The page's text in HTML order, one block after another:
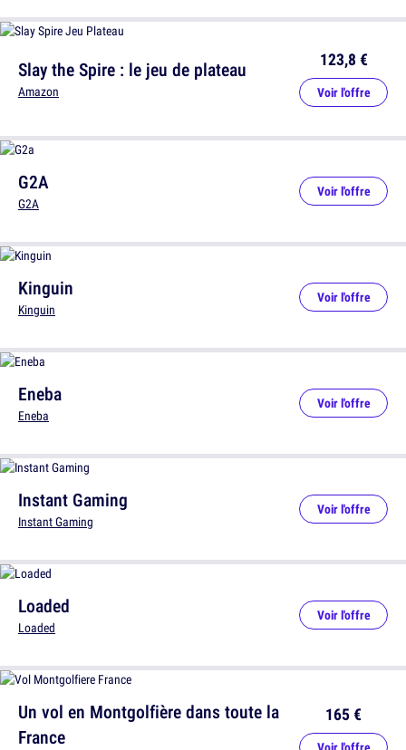
G2A
G2A
Voir l'offre
Eneba
Eneba
Voir l'offre
Loaded
Loaded
Voir l'offre
Slay the Spire : le jeu de plateau
Amazon
123,8 €
Voir l'offre
Kinguin
Kinguin
Voir l'offre
Instant Gaming
Instant Gaming
Voir l'offre
Un vol en Montgolfière dans toute la
France
165 €